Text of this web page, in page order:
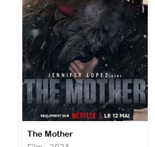
The Mother